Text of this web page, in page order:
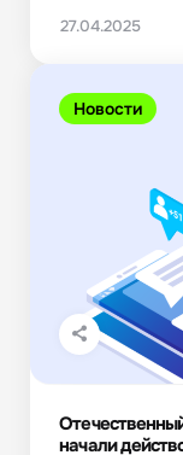
27.04.2025
Новости
начали